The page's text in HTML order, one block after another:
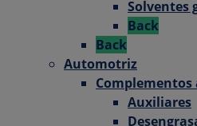
Solventes
Back
Back
Automotriz
Auxiliares